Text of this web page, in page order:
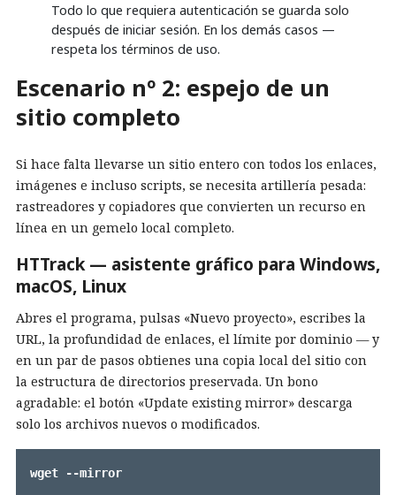
Todo lo que requiera autenticación se guarda solo
después de iniciar sesión. En los demás casos —
respeta los términos de uso.
Escenario nº 2: espejo de un
sitio completo
Si hace falta llevarse un sitio entero con todos los enlaces,
imágenes e incluso scripts, se necesita artillería pesada:
rastreadores y copiadores que convierten un recurso en
línea en un gemelo local completo.
HTTrack — asistente gráfico para Windows,
macOS, Linux
Abres el programa, pulsas «Nuevo proyecto», escribes la
URL, la profundidad de enlaces, el límite por dominio — y
en un par de pasos obtienes una copia local del sitio con
la estructura de directorios preservada. Un bono
agradable: el botón «Update existing mirror» descarga
solo los archivos nuevos o modificados.
wget --mirror